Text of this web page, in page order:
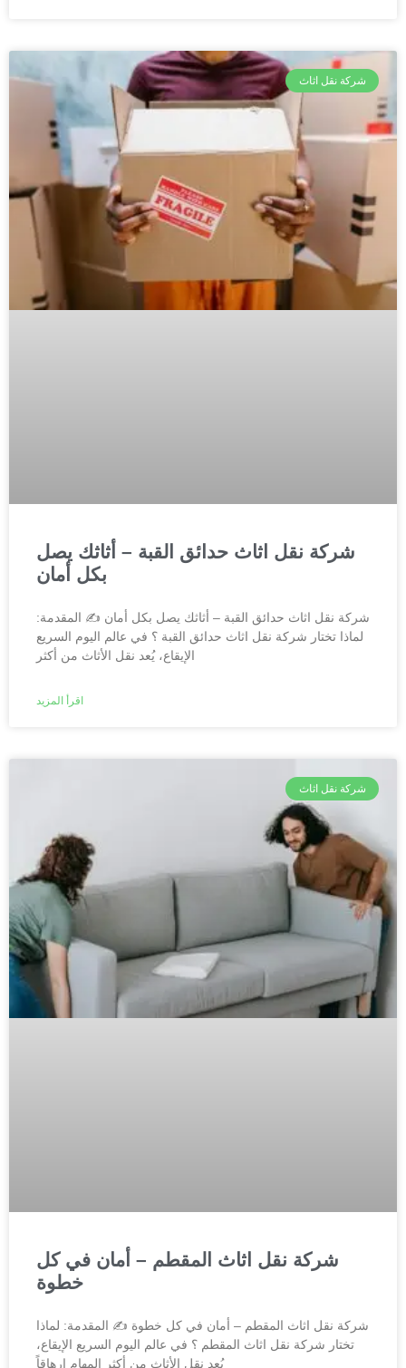
شركة نقل اثاث
شركة نقل اثاث حدائق القبة – أثاثك يصل
بكل أمان
شركة نقل اثاث حدائق القبة – أثاثك يصل بكل أمان ✍️ المقدمة:
لماذا تختار شركة نقل اثاث حدائق القبة ؟ في عالم اليوم السريع
الإيقاع، يُعد نقل الأثاث من أكثر
اقرأ المزيد
شركة نقل اثاث
شركة نقل اثاث المقطم – أمان في كل
خطوة
شركة نقل اثاث المقطم – أمان في كل خطوة ✍️ المقدمة: لماذا
تختار شركة نقل اثاث المقطم ؟ في عالم اليوم السريع الإيقاع،
يُعد نقل الأثاث من أكثر المهام إرهاقاً